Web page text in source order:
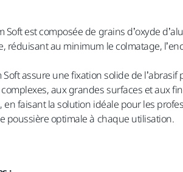
Soft est composée de grains d’oxyde
réduisant au minimum le colmatage,
assure une fixation solide de
aux grandes surfaces et aux
faisant la solution idéale pour les
poussière optimale à chaque utilisation.